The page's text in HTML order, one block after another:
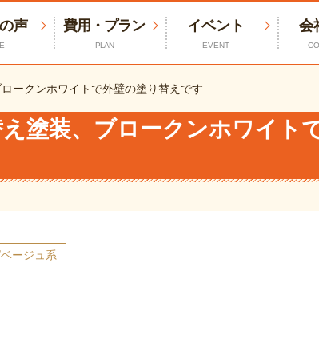
声 費用・プラン
PLAN
イベント
EVENT
会
ークンホワイトで外壁の塗り替えです
塗装、ブロークンホワイト
ージュ系